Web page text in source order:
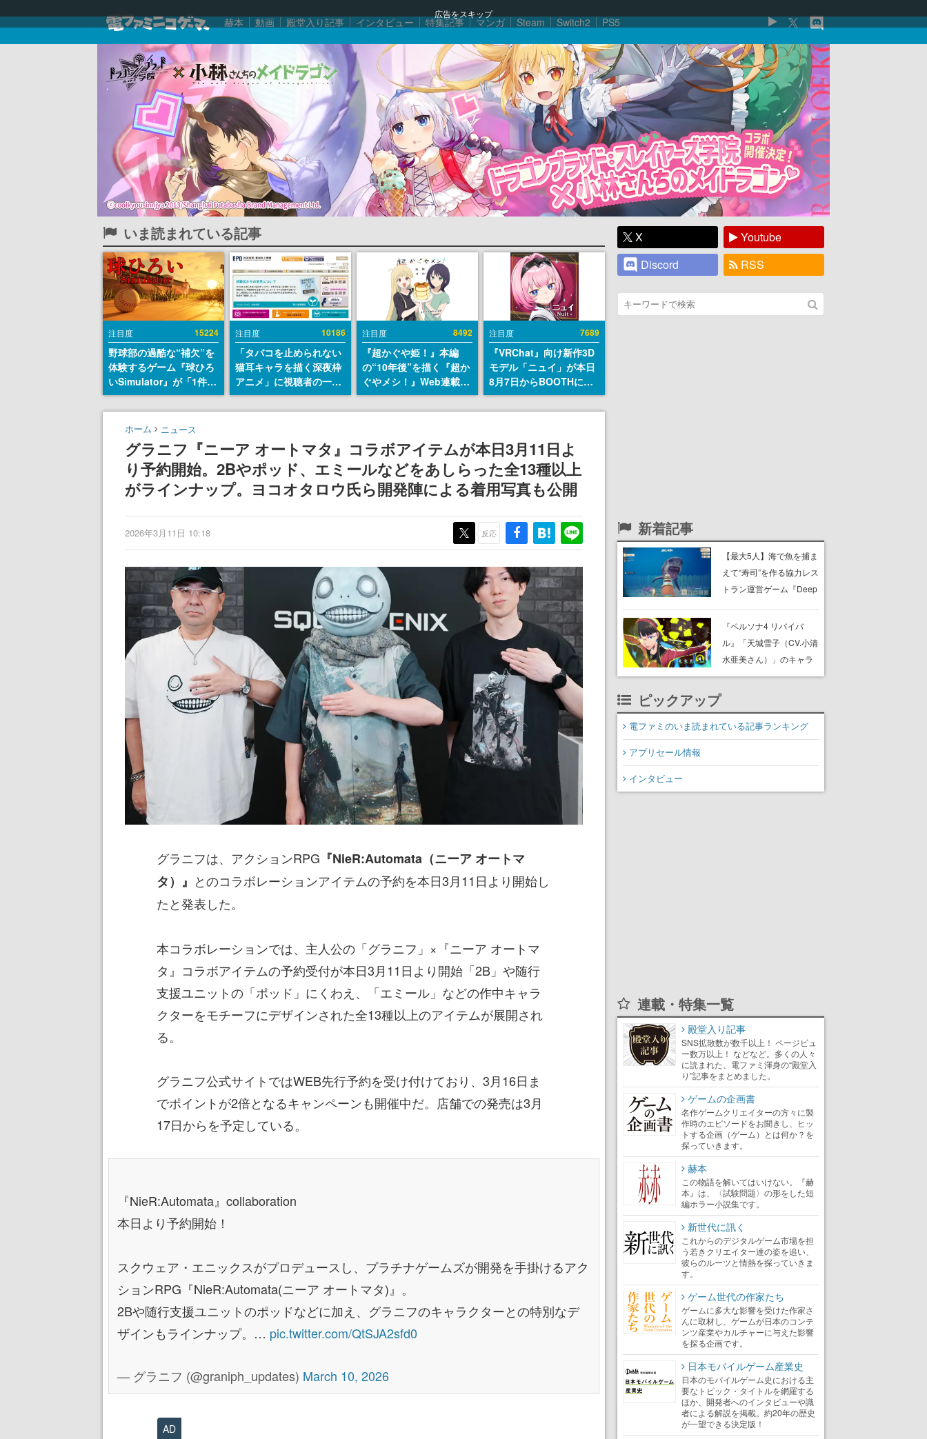
広告をスキップ
赫本 動画 殿堂入り記事 インタビュー 特集記事 マンガ Steam Switch2 PS5
いま読まれている記事
注目度 15224
野球部の過酷な“補欠”を
体験するゲーム『球ひろ
いSimulator』が「1件」
のウィッシュリストをも
とにチェコ語に対応し
SNSで話題に。『キング
ダム・カム』開発元やチ
ェコのプロ野球選手から
称賛の声
注目度 10186
「タバコを止められない
猫耳キャラを描く深夜枠
アニメ」に視聴者の一部
から批判意見。違法薬物
の使用と思しき描写も含
注目度 8492
『超かぐや姫！』本編
の“10年後”を描く『超か
ぐやメシ！』Web連載決
定。新たなWebマンガレ
ーベル「ビビビコミッ
タート、あのお話には…
まだ続きがある！
注目度 7689
『VRChat』向け新作3D
モデル「ニュイ」が本日
8月7日からBOOTHにて
発売。瞳に光る星や感情
豊かな表情が、小悪魔か
ホーム ニュース
グラニフ『ニーア オートマタ』コラボアイテムが本日3月11日よ
り予約開始。2Bやポッド、エミールなどをあしらった全13種以上
がラインナップ。ヨコオタロウ氏ら開発陣による着用写真も公開
2026年3月11日 10:18 反応
グラニフは、アクションRPG 『NieR:Automata（ニーア オートマ
タ）』 とのコラボレーションアイテムの予約を本日3月11日より開始し
たと発表した。
本コラボレーションでは、主人公の「グラニフ」×『ニーア オートマ
タ』コラボアイテムの予約受付が本日3月11日より開始「2B」や随行
支援ユニットの「ポッド」にくわえ、「エミール」などの作中キャラ
クターをモチーフにデザインされた全13種以上のアイテムが展開され
る。
グラニフ公式サイトではWEB先行予約を受け付けており、3月16日ま
でポイントが2倍となるキャンペーンも開催中だ。店舗での発売は3月
17日からを予定している。
『NieR:Automata』collaboration
本日より予約開始！
スクウェア・エニックスがプロデュースし、プラチナゲームズが開発を手掛けるアク
ションRPG『NieR:Automata(ニーア オートマタ)』。
2Bや随行支援ユニットのポッドなどに加え、グラニフのキャラクターとの特別なデ
ザインもラインナップ。… pic.twitter.com/QtSJA2sfd0
— グラニフ (@graniph_updates) March 10, 2026
AD
X
Youtube
Discord
RSS
新着記事
【最大5人】海で魚を捕ま
えて“寿司”を作る協力レス
トラン運営ゲーム『Deep
リース。海の中にはサメ
やピラニアといった危険
な生物も棲んでいて、阿
『ペルソナ4 リバイバ
ル』「天城雪子（CV.小清
水亜美さん）」のキャラ
紹介動画が公開。老舗旅
ナ・コノハナサクヤとと
もに主人公たちと舞う
ピックアップ
電ファミのいま読まれている記事ランキング
アプリセール情報
インタビュー
連載・特集一覧
殿堂入り記事
SNS拡散数が数千以上！ ページビュ
ー数万以上！ などなど。多くの人々
に読まれた、電ファミ渾身の“殿堂入
り”記事をまとめました。
ゲームの企画書
名作ゲームクリエイターの方々に製
作時のエピソードをお聞きし、ヒッ
トする企画（ゲーム）とは何か？を
探っていきます。
赫本
この物語を解いてはいけない。『赫
本』は、〈試験問題〉の形をした短
編ホラー小説集です。
新世代に訊く
これからのデジタルゲーム市場を担
う若きクリエイター達の姿を追い、
彼らのルーツと情熱を探っていきま
す。
ゲーム世代の作家たち
ゲームに多大な影響を受けた作家さ
んに取材し、ゲームが日本のコンテ
ンツ産業やカルチャーに与えた影響
を探る企画です。
日本モバイルゲーム産業史
日本のモバイルゲーム史における主
要なトピック・タイトルを網羅する
ほか、開発者へのインタビューや識
者による解説を掲載。約20年の歴史
が一望できる決定版！